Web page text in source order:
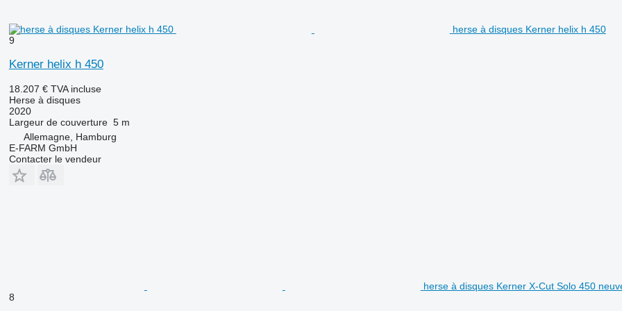
herse à disques Kerner helix h 450
9
Kerner helix h 450
18.207 € TVA incluse
Herse à disques
2020
Largeur de couverture 5 m
Allemagne, Hamburg
E-FARM GmbH
Contacter le vendeur
herse à disques Kerner X-Cut Solo 450
8